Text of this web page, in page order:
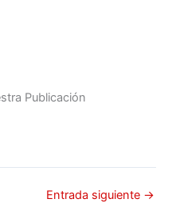
Publicación
Entrada siguiente →